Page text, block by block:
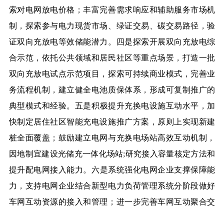
索对电网放电价格；丰富完善需求响应和辅助服务市场机
制，探索参与电力现货市场、绿证交易、碳交易路径，验
证双向充放电等效储能潜力。
四是探索开展双向充放电综
合示范， 依托公共领域和居民社区等重点场景，打造一批
双向充放电试点示范项目，探索可持续商业模式，完善业
务流程机制，建立健全电池质保体系，形成可复制推广的
典型模式和经验。 五是积极提升充换电设施互动水平， 加
快制定居住社区智能充电设施推广方案，原则上实现新建
桩全面覆盖；鼓励建立电网与充换电场站高效互动机制，
因地制宜建设光储充一体化场站;研究接入容量核定方法和
提升配电网接入能力。 六是系统强化电网企业支撑保障能
力， 支持电网企业结合新型电力负荷管理系统分阶段做好
车网互动资源的接入和管理；进一步完善车网互动聚合交